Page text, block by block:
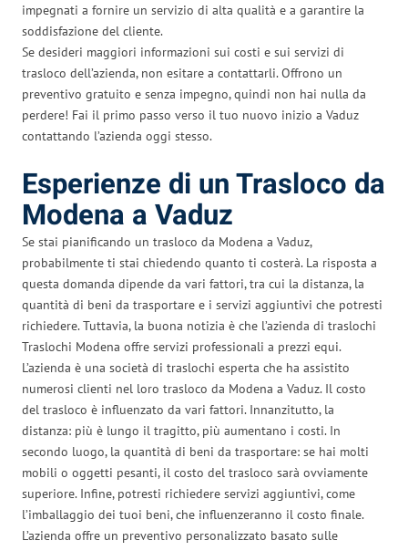
impegnati a fornire un servizio di alta qualità e a garantire la
soddisfazione del cliente.
Se desideri maggiori informazioni sui costi e sui servizi di
trasloco dell’azienda, non esitare a contattarli. Offrono un
preventivo gratuito e senza impegno, quindi non hai nulla da
perdere! Fai il primo passo verso il tuo nuovo inizio a Vaduz
contattando l’azienda oggi stesso.
Esperienze di un Trasloco da
Modena a Vaduz
Se stai pianificando un trasloco da Modena a Vaduz,
probabilmente ti stai chiedendo quanto ti costerà. La risposta a
questa domanda dipende da vari fattori, tra cui la distanza, la
quantità di beni da trasportare e i servizi aggiuntivi che potresti
richiedere. Tuttavia, la buona notizia è che l’azienda di traslochi
Traslochi Modena offre servizi professionali a prezzi equi.
L’azienda è una società di traslochi esperta che ha assistito
numerosi clienti nel loro trasloco da Modena a Vaduz. Il costo
del trasloco è influenzato da vari fattori. Innanzitutto, la
distanza: più è lungo il tragitto, più aumentano i costi. In
secondo luogo, la quantità di beni da trasportare: se hai molti
mobili o oggetti pesanti, il costo del trasloco sarà ovviamente
superiore. Infine, potresti richiedere servizi aggiuntivi, come
l’imballaggio dei tuoi beni, che influenzeranno il costo finale.
L’azienda offre un preventivo personalizzato basato sulle